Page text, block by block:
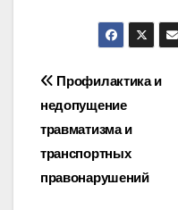
Навигация
по
записям
Профилактика и
недопущение
травматизма и
транспортных
правонарушений